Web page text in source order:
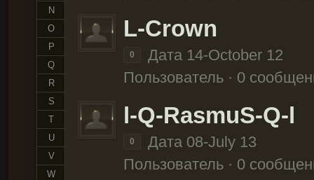
N
O
P
Q
R
S
T
U
V
W
L-Crown
0
Дата 14-October 12
Пользователь · 0
l-Q-RasmuS-Q-l
0
Дата 08-July 13
Пользователь · 0